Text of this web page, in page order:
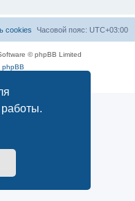
работы.
Часовой пояс: UTC+03:00
cookies
© phpBB Limited
phpBB